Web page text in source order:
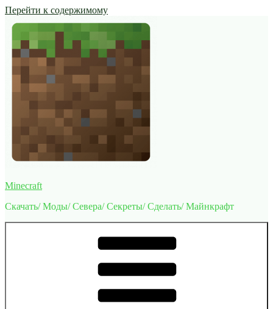
Перейти к содержимому
Minecraft
Скачать/ Моды/ Севера/ Секреты/ Сделать/ Майнкрафт